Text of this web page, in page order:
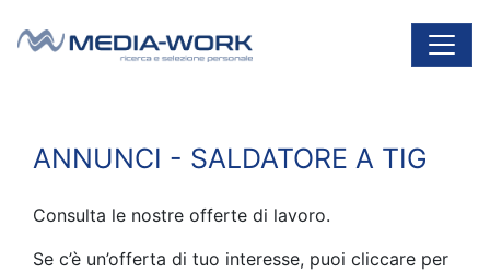
Navigazione principale
ANNUNCI - SALDATORE A TIG
Consulta le nostre offerte di lavoro.
Se c’è un’offerta di tuo interesse, puoi cliccare per